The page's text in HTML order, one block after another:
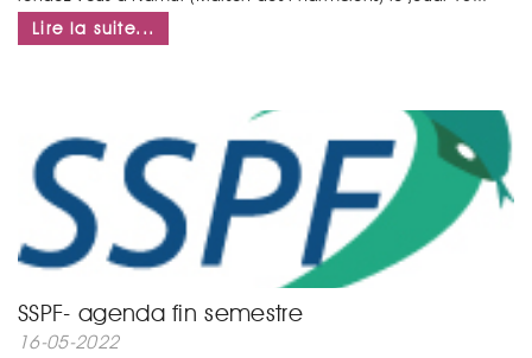
Lire la suite...
SSPF- agenda fin semestre
16-05-2022